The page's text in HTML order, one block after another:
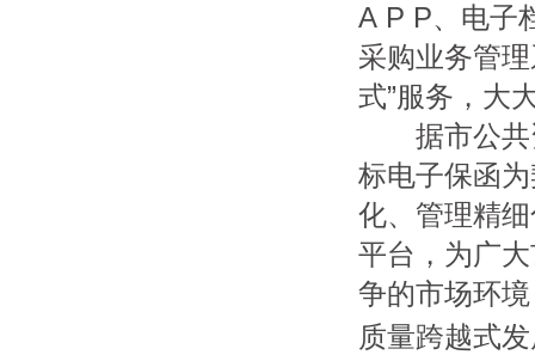
A P P、电子
采购业务管
式”服务，大
据市公共资
标电子保函
化、管理精
平台，为广
争的市场环
质量跨越式